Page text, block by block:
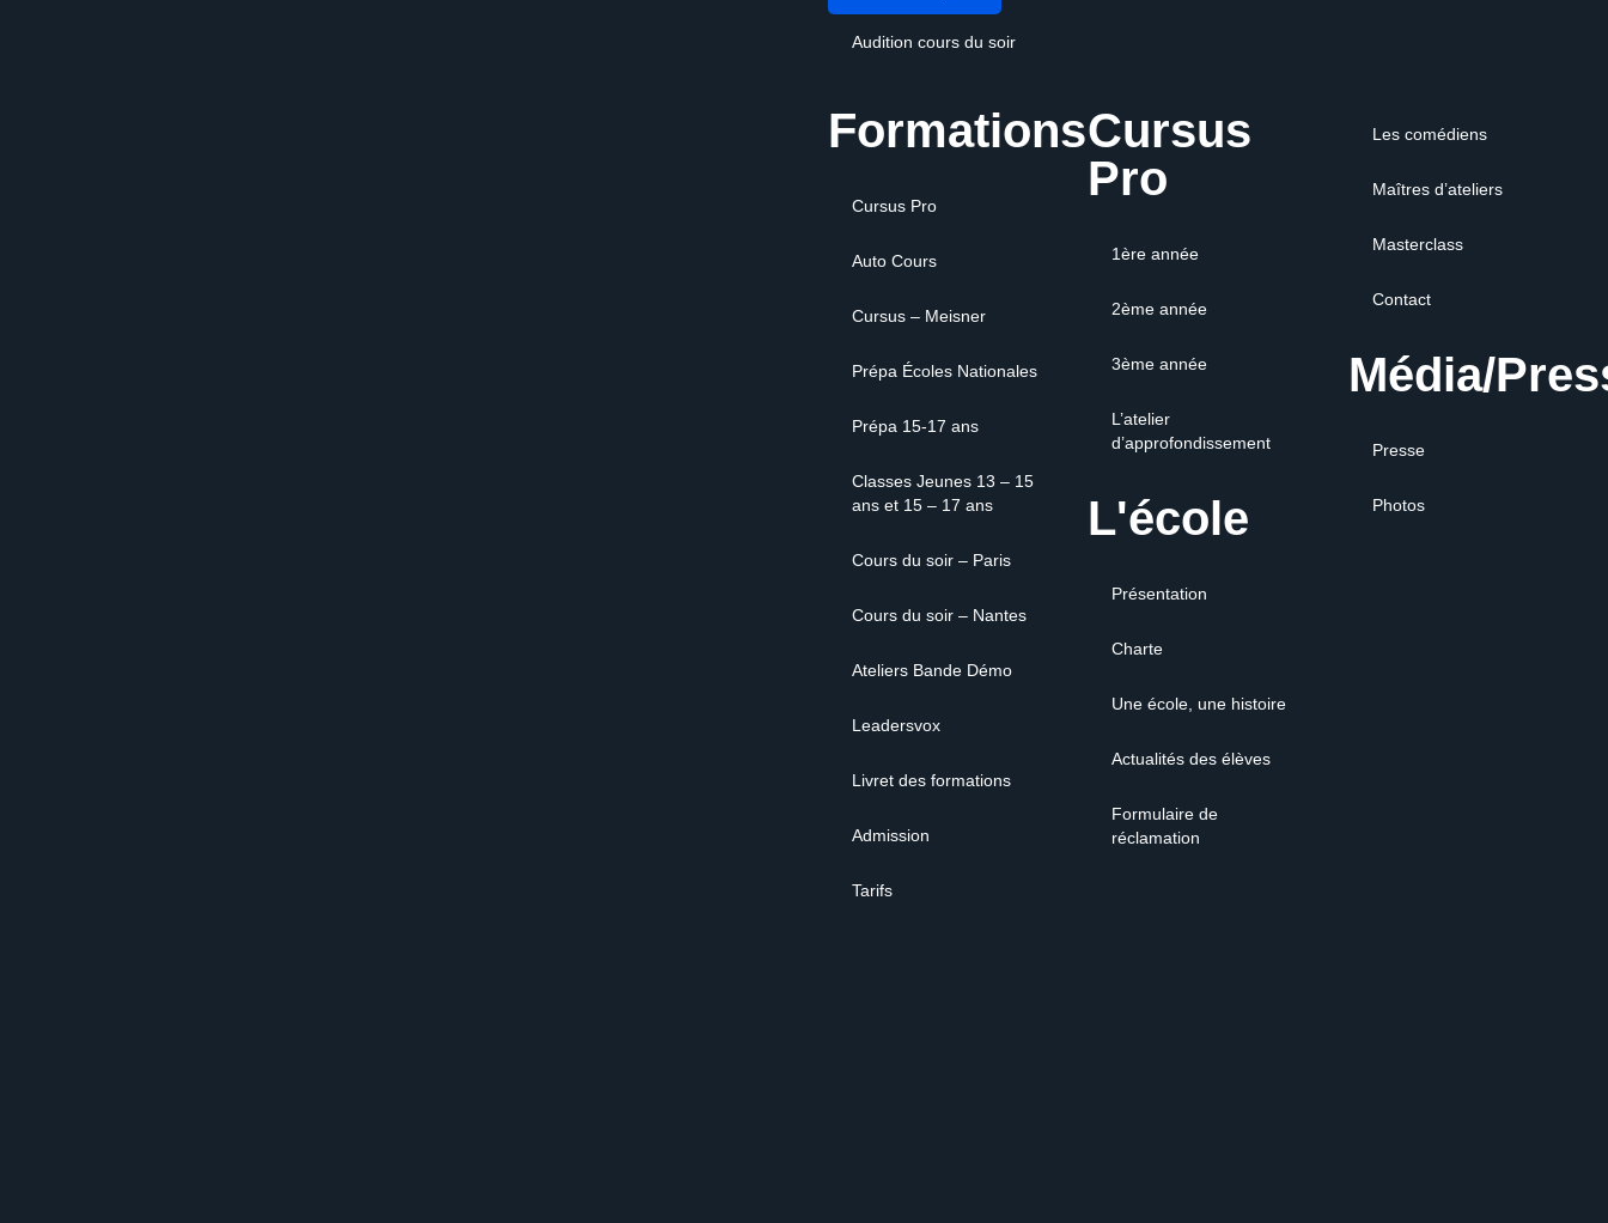
Audition cours du soir
Formations
Cursus Pro
Auto Cours
Cursus – Meisner
Prépa Écoles Nationales
Prépa 15-17 ans
Classes Jeunes 13 – 15
ans et 15 – 17 ans
Cours du soir – Paris
Cours du soir – Nantes
Ateliers Bande Démo
Leadersvox
Livret des formations
Admission
Tarifs
Cursus
Pro
1ère année
2ème année
3ème année
L’atelier
d’approfondissement
L'école
Présentation
Charte
Une école, une histoire
Actualités des élèves
Formulaire de
réclamation
Les comédiens
Maîtres d’ateliers
Masterclass
Contact
Média/
Presse
Photos